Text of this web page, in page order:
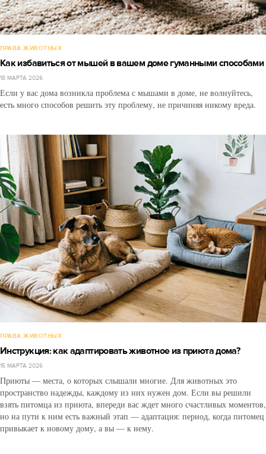
ПРАВА ЖИВОТНЫХ
Как избавиться от мышей в вашем доме гуманными способами
18 МАРТА 2026
Если у вас дома возникла проблема с мышами в доме, не волнуйтесь,
есть много способов решить эту проблему, не причиняя никому вреда.
ПРАВА ЖИВОТНЫХ
Инструкция: как адаптировать животное из приюта дома?
15 МАРТА 2026
Приюты — места, о которых слышали многие. Для животных это
пространство надежды, каждому из них нужен дом. Если вы решили
взять питомца из приюта, впереди вас ждет много счастливых моментов,
но на пути к ним есть важный этап — адаптация: период, когда питомец
привыкает к новому дому, а вы — к нему.